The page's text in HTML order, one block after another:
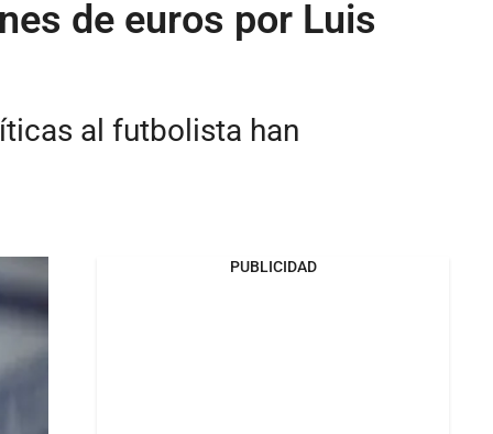
de euros por Luis
al futbolista han
PUBLICIDAD